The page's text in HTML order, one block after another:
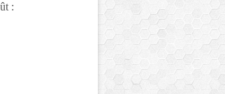
: